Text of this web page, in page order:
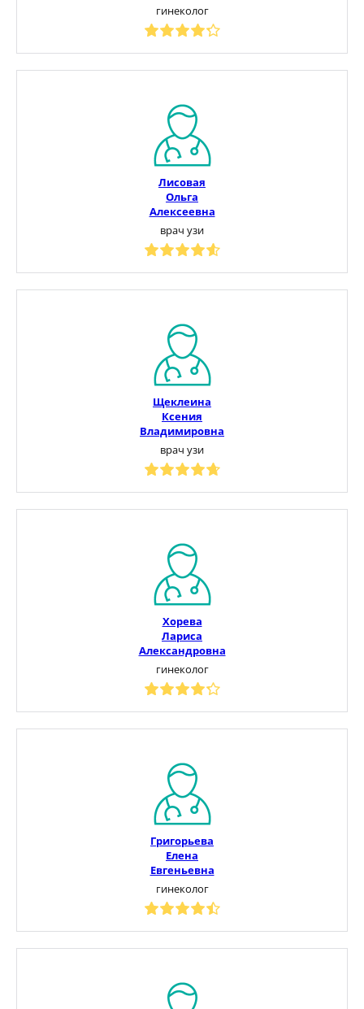
гинеколог
Лисовая
Ольга
Алексеевна
врач узи
Щеклеина
Ксения
Владимировна
врач узи
Хорева
Лариса
Александровна
гинеколог
Григорьева
Елена
Евгеньевна
гинеколог